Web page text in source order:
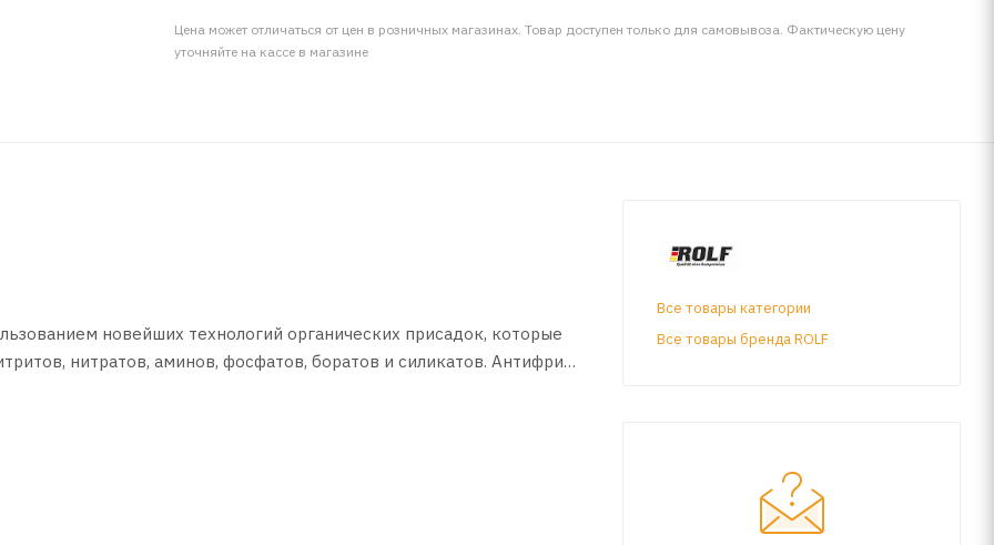
Цена может отличаться от цен в розничных магазинах. Товар доступен только для самовывоза. Фактическую цену
уточняйте на кассе в магазине
новейших технологий органических присадок, которые
нитратов, аминов, фосфатов, боратов и силикатов. Антифриз
Все товары категории
Все товары бренда ROLF